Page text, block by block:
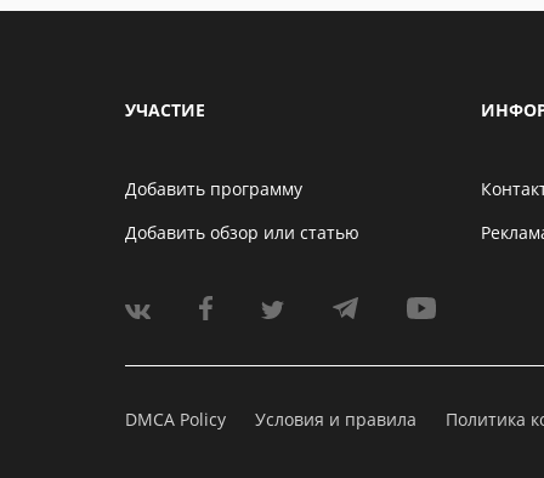
УЧАСТИЕ
Добавить программу
Добавить обзор или статью
DMCA Policy Условия и правила Политика